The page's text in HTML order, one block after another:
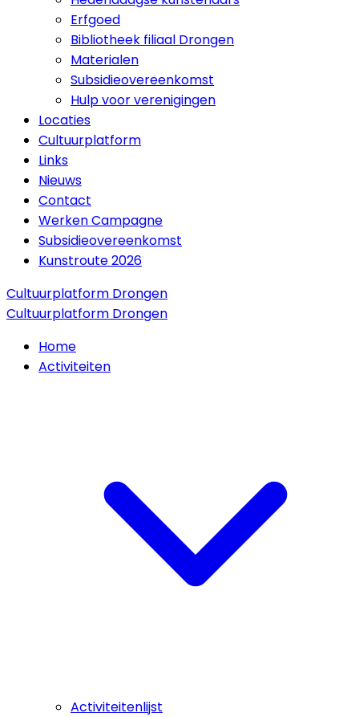
Erfgoed
Bibliotheek filiaal Drongen
Materialen
Subsidieovereenkomst
Hulp voor verenigingen
Locaties
Cultuurplatform
Links
Nieuws
Contact
Werken Campagne
Subsidieovereenkomst
Kunstroute 2026
Cultuurplatform Drongen
Cultuurplatform Drongen
Home
Activiteiten
Activiteitenlijst